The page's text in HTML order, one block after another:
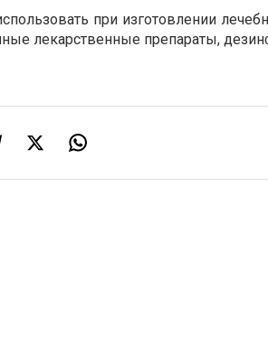
при изготовлении
лекарственные препараты,